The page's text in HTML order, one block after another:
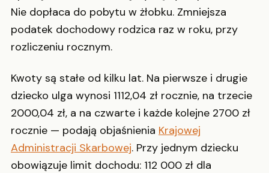
Nie dopłaca do pobytu w żłobku. Zmniejsza
podatek dochodowy rodzica raz w roku, przy
rozliczeniu rocznym.
Kwoty są stałe od kilku lat. Na pierwsze i drugie
dziecko ulga wynosi 1112,04 zł rocznie, na trzecie
2000,04 zł, a na czwarte i każde kolejne 2700 zł
rocznie — podają objaśnienia Krajowej
Administracji Skarbowej. Przy jednym dziecku
obowiązuje limit dochodu: 112 000 zł dla